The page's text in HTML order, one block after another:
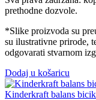
prethodne dozvole.
*Slike proizvoda su
su ilustrativne prirode,
odgovarati stvarnom
Dodaj u košaricu
Kinderkraft balans